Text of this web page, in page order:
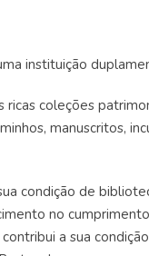
instituição
ricas coleções
manuscritos,
condição de
no
contribui a sua